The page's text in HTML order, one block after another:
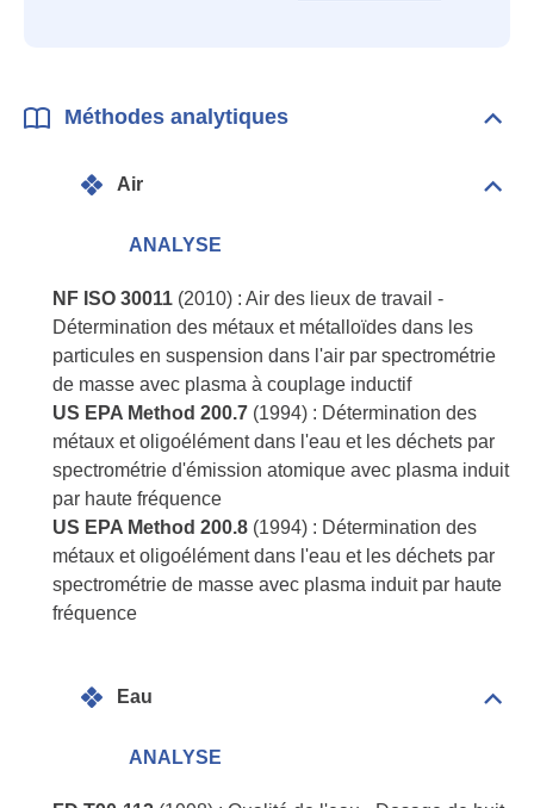
Méthodes analytiques
Air
ANALYSE
NF ISO 30011 (2010) : Air des lieux de travail -
Détermination des métaux et métalloïdes dans les
particules en suspension dans l'air par spectrométrie
de masse avec plasma à couplage inductif
US EPA Method 200.7 (1994) : Détermination des
métaux et oligoélément dans l'eau et les déchets par
spectrométrie d'émission atomique avec plasma induit
par haute fréquence
US EPA Method 200.8 (1994) : Détermination des
métaux et oligoélément dans l'eau et les déchets par
spectrométrie de masse avec plasma induit par haute
fréquence
Eau
ANALYSE